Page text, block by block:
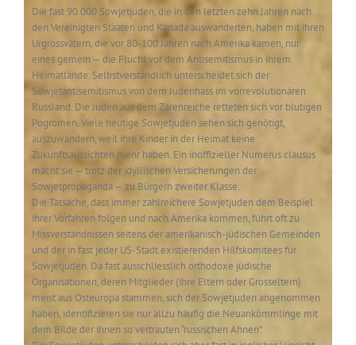
Die fast 90.000 Sowjetjuden, die in den letzten zehn Jahren nach
den Vereinigten Staaten und Kanada auswanderten, haben mit ihren
Urgrossvätern, die vor 80-100 Jahren nach Amerika kamen, nur
eines gemein — die Flucht vor dem Antisemitismus in ihrem
Heimatlande. Selbstverständlich unterscheidet sich der
Sowjetantisemitismus von dem Judenhass im vorrevolutionären
Russland. Die Juden aus dem Zarenreiche retteten sich vor blutigen
Pogromen. Viele heutige Sowjetjuden sehen sich genötigt,
auszuwandern, weil ihre Kinder in der Heimat keine
Zukunftsaussichten mehr haben. Ein inoffizieller Numerus clausus
macht sie — trotz der idyllischen Versicherungen der
Sowjetpropaganda — zu Bürgern zweiter Klasse.
Die Tatsache, dass immer zahlreichere Sowjetjuden dem Beispiel
ihrer Vorfahren folgen und nach Amerika kommen, führt oft zu
Missverständnissen seitens der amerikanisch-jüdischen Gemeinden
und der in fast jeder US-Stadt existierenden Hilfskomitees für
Sowjetjuden. Da fast ausschliesslich orthodoxe jüdische
Organisationen, deren Mitglieder (ihre Eltern oder Grosseltern)
meist aus Osteuropa stammen, sich der Sowjetjuden angenommen
haben, identifizieren sie nur allzu häufig die Neuankömmlinge mit
dem Bilde der ihnen so vertrauten “russischen Ahnen”.